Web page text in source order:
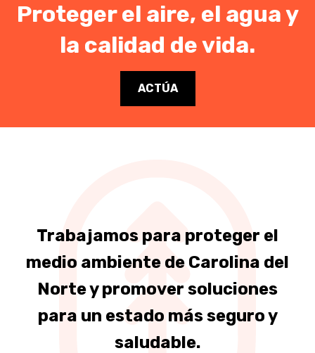
Proteger el aire, el agua y
la calidad de vida.
ACTÚA
Trabajamos para proteger el
medio ambiente de Carolina del
Norte y promover soluciones
para un estado más seguro y
saludable.